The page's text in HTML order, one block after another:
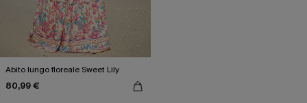
Abito lungo floreale Sweet Lily
80,99 €